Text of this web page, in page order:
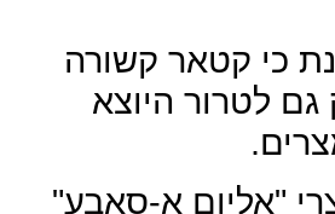
כי קטאר קשורה
לטרור היוצא
"אליום א-סאבע"